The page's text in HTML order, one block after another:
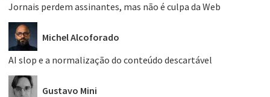
Jornais perdem assinantes, mas não é culpa da Web
Michel Alcoforado
AI slop e a normalização do conteúdo descartável
Gustavo Mini